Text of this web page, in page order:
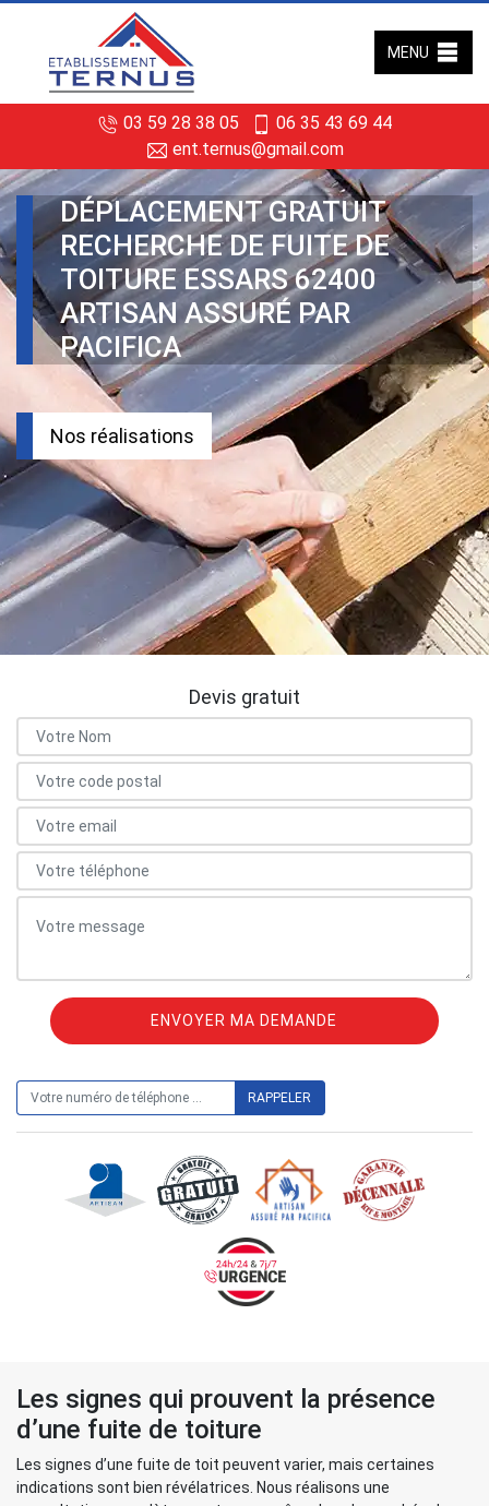
03 59 28 38 05
06 35 43 69 44
ent.ternus@gmail.com
MENU
DÉPLACEMENT GRATUIT
RECHERCHE DE FUITE DE
TOITURE ESSARS 62400
ARTISAN ASSURÉ PAR
PACIFICA
Nos réalisations
Devis gratuit
Les signes qui prouvent la présence
d’une fuite de toiture
Les signes d’une fuite de toit peuvent varier, mais certaines
indications sont bien révélatrices. Nous réalisons une